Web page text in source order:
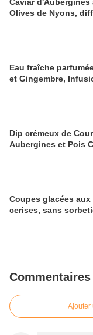
Olives de Nyons,
Eau fraîche
et Gingembre,
Dip crémeux de
Aubergines et Pois
Coupes glacées
cerises, sans
Commentaires
Ajouter